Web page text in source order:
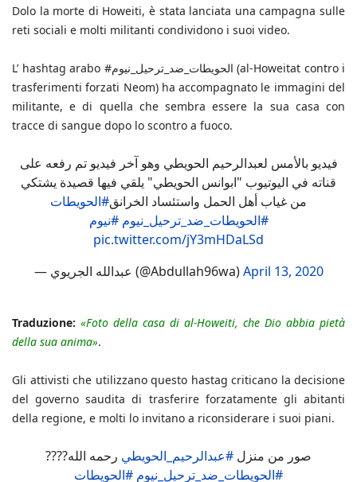
Dolo la morte di Howeiti, è stata lanciata una campagna sulle
reti sociali e molti militanti condividono i suoi video.
L’ hashtag arabo #الحويطات_ضد_ترحيل_نيوم (al-Howeitat contro i
trasferimenti forzati Neom) ha accompagnato le immagini del
militante, e di quella che sembra essere la sua casa con
tracce di sangue dopo lo scontro a fuoco.
فيديو بالأمس لعبدالرحيم الحويطي وهو آخر فيديو تم رفعه على
قناته في اليوتيوب "ابوانس الحويطي" يلقي فيها قصيدة يشتكي
من غياب أهل الحمل واستئساد الخرانق#الحويطات
#الحويطات_ضد_ترحيل_نيوم #نيوم
pic.twitter.com/jY3mHDaLSd
— عبدالله الجريوي (@Abdullah96wa)April 13, 2020
Traduzione: «Foto della casa di al-Howeiti, che Dio abbia pietà
della sua anima».
Gli attivisti che utilizzano questo hastag criticano la decisione
del governo saudita di trasferire forzatamente gli abitanti
della regione, e molti lo invitano a riconsiderare i suoi piani.
صور من منزل #عبدالرحيم_الحويطي رحمه الله????
#الحويطات_ضد_ترحيل_نيوم #الحويطات